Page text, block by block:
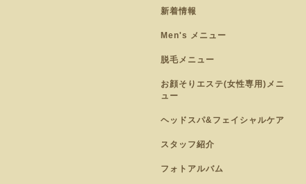
新着情報
Men's メニュー
脱毛メニュー
お顔そりエステ(女性専用)メニ
ュー
ヘッドスパ&フェイシャルケア
スタッフ紹介
フォトアルバム